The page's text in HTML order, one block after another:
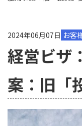
2024年06月07日 お客
経営ビザ
案：旧「